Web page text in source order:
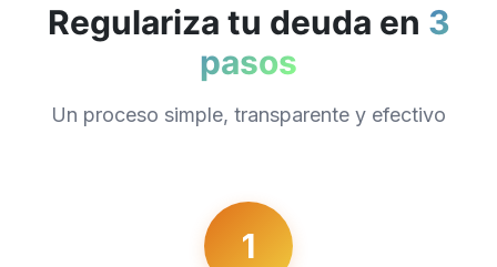
Regulariza tu deuda en 3
pasos
Un proceso simple, transparente y efectivo
1